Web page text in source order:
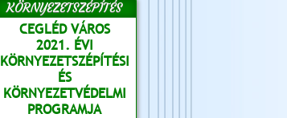
KÖRNYEZETSZÉPÍTÉS
CEGLÉD VÁROS
2021. ÉVI
KÖRNYEZETSZÉPÍTÉSI
ÉS
KÖRNYEZETVÉDELMI
PROGRAMJA